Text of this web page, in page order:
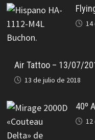
14
Air Tattoo – 13/07/
13 de julio de 2018
40º
12